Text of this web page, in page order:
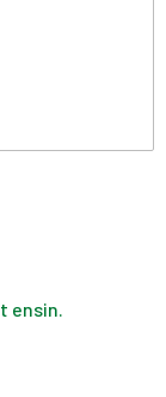
ensin.